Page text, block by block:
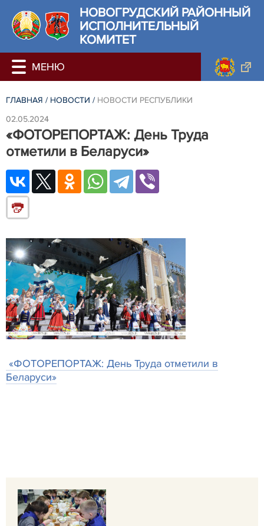
НОВОГРУДСКИЙ РАЙОННЫЙ
ИСПОЛНИТЕЛЬНЫЙ
КОМИТЕТ
ГЛАВНАЯ / НОВОСТИ / НОВОСТИ РЕСПУБЛИКИ
02.05.2024
«ФОТОРЕПОРТАЖ: День Труда
отметили в Беларуси»
«ФОТОРЕПОРТАЖ: День Труда отметили в
Беларуси»